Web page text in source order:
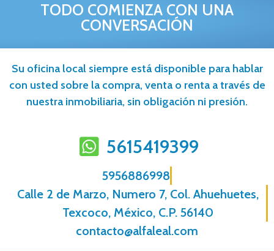
TODO COMIENZA CON UNA
CONVERSACIÓN
Su oficina local siempre está disponible para hablar
con usted sobre la compra, venta o renta a través de
nuestra inmobiliaria, sin obligación ni presión.
5615419399
5956886998
Calle 2 de Marzo, Numero 7, Col. Ahuehuetes,
Texcoco, México, C.P. 56140
contacto@alfaleal.com